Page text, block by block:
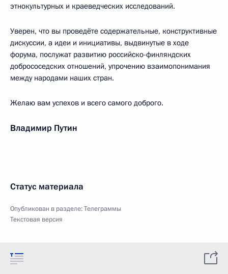
этнокультурных и краеведческих исследований.
Уверен, что вы проведёте содержательные, конструктивные
дискуссии, а идеи и инициативы, выдвинутые в ходе
форума, послужат развитию российско-финляндских
добрососедских отношений, упрочению взаимопонимания
между народами наших стран.
Желаю вам успехов и всего самого доброго.
Владимир Путин
Статус материала
Опубликован в разделе:Телеграммы
Текстовая версия